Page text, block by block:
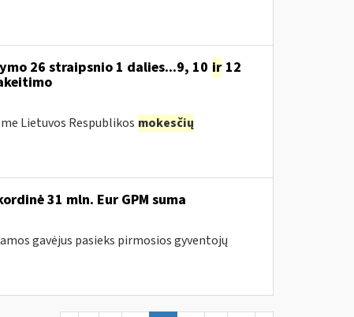
26 straipsnio 1 dalies...9, 10 ir12
Lietuvos Respublikos mokesčių
31 mln. Eur GPM suma
gavėjus pasieks pirmosios gyventojų